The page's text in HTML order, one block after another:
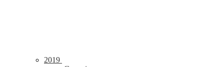
2019